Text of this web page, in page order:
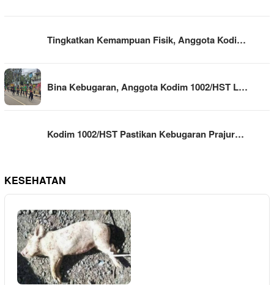
Tingkatkan Kemampuan Fisik, Anggota Kodi…
Bina Kebugaran, Anggota Kodim 1002/HST L…
Kodim 1002/HST Pastikan Kebugaran Prajur…
KESEHATAN